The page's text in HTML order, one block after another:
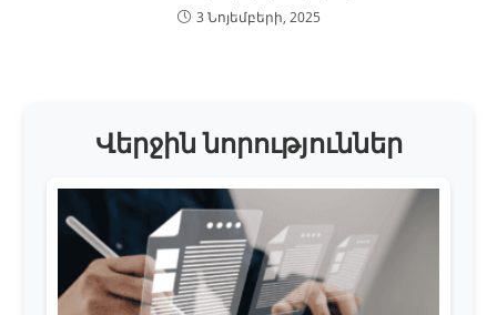
3 Նոյեմբերի, 2025
Վերջին նորություններ